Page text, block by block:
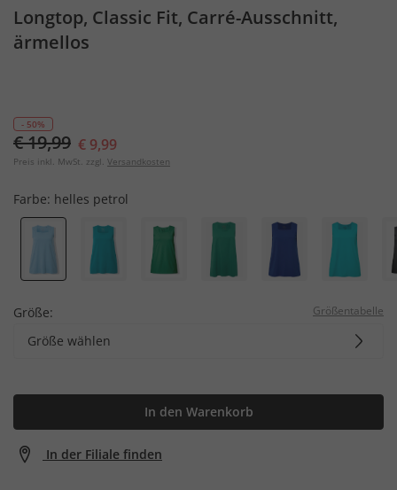
Longtop, Classic Fit, Carré-Ausschnitt,
ärmellos
- 50%
€ 19,99 € 9,99
Preis inkl. MwSt. zzgl. Versandkosten
Farbe: helles petrol
Größe: Größentabelle
Größe wählen
In den Warenkorb
In der Filiale finden